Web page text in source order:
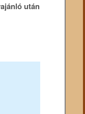
után